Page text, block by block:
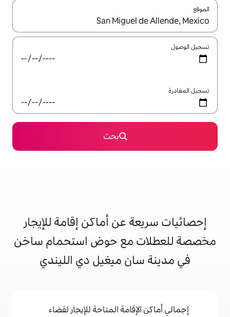
باستخدام السهمين لأعلى ولأسفل أو استكشف عن طريق اللمس أو السحب.
عن أماكن إقامة للإيجار
مع حوض استحمام ساخن
ميغيل دي الليندي
المتاحة للإيجار لقضاء